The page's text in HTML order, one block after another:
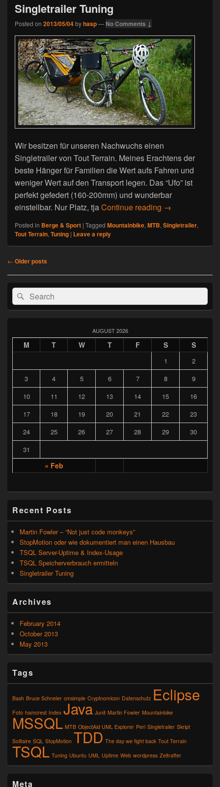
Singletrailer Tuning
Posted on 2013/05/04byhasp— No Comments ↓
Wir besitzen für unseren Nachwuchs einen
Singletrailer von Tout Terrain. Meines Erachtens der
beste Hänger für Familien die Wert aufs Fahren und
weniger Wert auf den Transport legen. Das “Ufo” ist
perfekt gefedert (160-200mm) und wunderbar
einstellbar. Nur Platz, tjaContinue reading Singletrailer
→
Posted in Berge & Sport | Tagged Mountainbike,MTB,Singletrailer,
Tout Terrain,Tuning | Leave a reply
Post
← Older posts
Primary
Sidebar
Widget
Search
for:
Search
AUGUST 2026
M T W T F S S
« Feb
1
2
3
4 5 6 7 8
9
10
11 12 13 14 15
16
17
18 19 20 21 22
23
24
25 26 27 28 29
30
31
Recent Posts
Martin Fowler – “Not just code monkeys”
StopMotion oder wie dokumentiert man einen Hausbau
TSQL Server-Uptime & Index-Usage
TSQL Speicherverbrauch ermitteln
Singletrailer Tuning
Archives
February 2014
October 2013
May 2013
Tags
Bash Bruce Schneier cmsimple Cryptnomicon Datenschutz Eclipse
Foto hamcrest Index Java Junit Martin Fowler Mountainbike
MSSQL MTB ObjectAid UML Explorer Perl Singletrailer Skript
Solitaire SQL StopMotion TDD The day we fight back Tout Terrain
TSQL Tuning Ubuntu UML Uptime Web wordpress Zeitraffer
Meta